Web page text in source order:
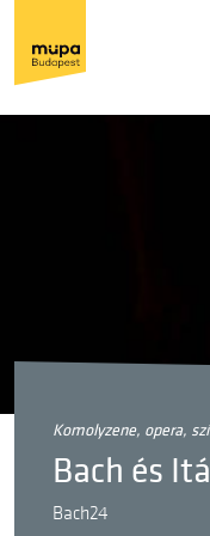
komolyzene, opera,
Bach és
Bach24